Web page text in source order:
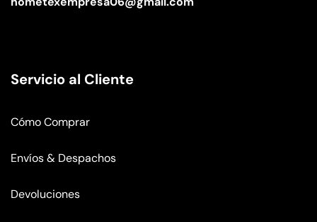
Servicio al Cliente
Cómo Comprar
Envíos & Despachos
Devoluciones